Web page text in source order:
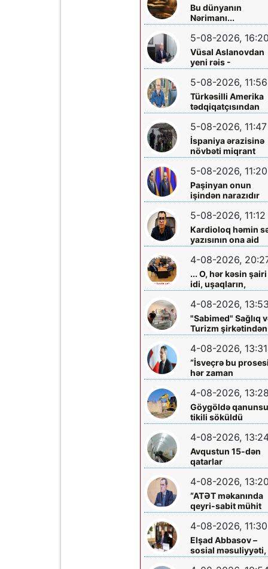
Bu dünyanın
Nərimanı...
5-08-2026, 16:20
Vüsal Aslanovdan
yeni rəis -
Təyinatları
5-08-2026, 11:56
Türkəsilli Amerika
tədqiqatçısından
Talebinə -
Vardanyanla bağlı
çağırış
5-08-2026, 11:47
İspaniya ərazisinə
növbəti miqrant
axını gözlənilir?
5-08-2026, 11:20
Paşinyan onun
işindən narazıdır
5-08-2026, 11:12
Kardioloq həmin
yazısının ona aid
olmadığını -
Açıqladı
4-08-2026,
... O, hər kəsin şairi
idi, uşaqların,
gənclərin,
böyüklərin qəlbinə
yol tapan incə
söz sərrafı idi...
4-08-2026, 13:53
"Sabimed" Sağlıq
Turizm şirkətindən
növbəti xeyirxah
addım – Türkiyədə
müalicə alan
körpəyə hərtərəfli
dəstək
4-08-2026, 13:31
“İsveçrə bu prosesi
hər zaman
dəstəkləməyə
hazırdır”
4-08-2026, 13:28
Göygöldə
tikili söküldü
4-08-2026,
Avqustun 15-dən
qatarlar
“Nizami”-“28 May”
arasında
işləməyəcək
4-08-2026, 13:20
“ATƏT məkanında
qeyri-sabit mühit
hökm sürür”
4-08-2026, 11:30
Elşad Abbasov –
sosial məsuliyyəti,
xeyriyyəçiliyi və